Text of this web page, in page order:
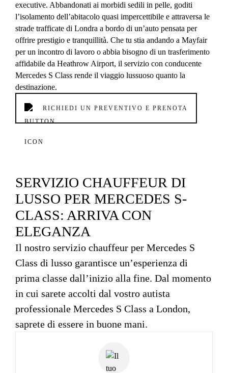
executive. Abbandonati ai morbidi sedili in pelle, goditi
l’isolamento dell’abitacolo quasi impercettibile e attraversa le
strade trafficate di Londra a bordo di un’auto pensata per
offrire prestigio e tranquillità. Che tu stia andando a Mayfair
per un incontro di lavoro o abbia bisogno di un trasferimento
affidabile da Heathrow Airport, il servizio con conducente
Mercedes S Class rende il viaggio lussuoso quanto la
destinazione.
RICHIEDI UN PREVENTIVO E PRENOTA
SERVIZIO CHAUFFEUR DI
LUSSO PER MERCEDES S-
CLASS: ARRIVA CON
ELEGANZA
Il nostro servizio chauffeur per Mercedes S
Class di lusso garantisce un’esperienza di
prima classe dall’inizio alla fine. Dal momento
in cui sarete accolti dal vostro autista
professionale Mercedes S Class a London,
saprete di essere in buone mani.